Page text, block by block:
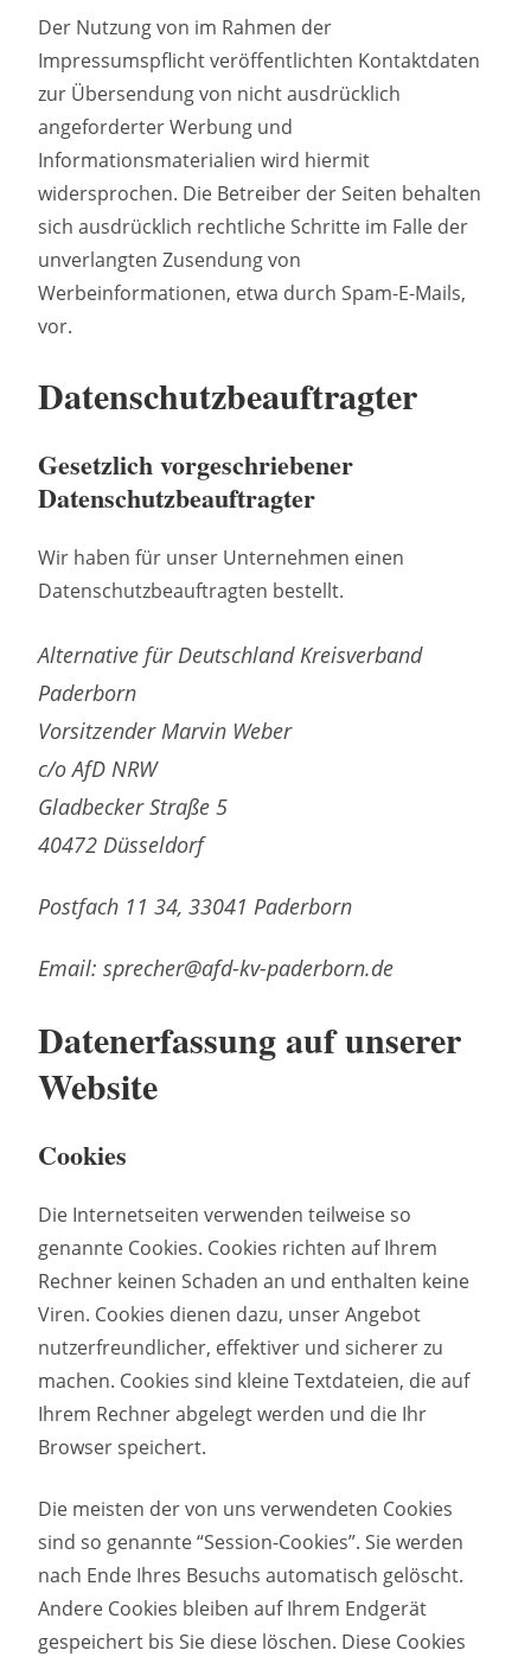
Der Nutzung von im Rahmen der
Impressumspflicht veröffentlichten Kontaktdaten
zur Übersendung von nicht ausdrücklich
angeforderter Werbung und
Informationsmaterialien wird hiermit
widersprochen. Die Betreiber der Seiten behalten
sich ausdrücklich rechtliche Schritte im Falle der
unverlangten Zusendung von
Werbeinformationen, etwa durch Spam-E-Mails,
vor.
Datenschutzbeauftragter
Gesetzlich vorgeschriebener
Datenschutzbeauftragter
Wir haben für unser Unternehmen einen
Datenschutzbeauftragten bestellt.
Alternative für DeutschlandKreisverband
Paderborn
Vorsitzender Marvin Weber
c/o AfD NRW
Gladbecker Straße 5
40472 Düsseldorf
Postfach 11 34, 33041 Paderborn
Email: sprecher@afd-kv-paderborn.de
Datenerfassung auf unserer
Website
Cookies
Die Internetseiten verwenden teilweise so
genannte Cookies. Cookies richten auf Ihrem
Rechner keinen Schaden an und enthalten keine
Viren. Cookies dienen dazu, unser Angebot
nutzerfreundlicher, effektiver und sicherer zu
machen. Cookies sind kleine Textdateien, die auf
Ihrem Rechner abgelegt werden und die Ihr
Browser speichert.
Die meisten der von uns verwendeten Cookies
sind so genannte “Session-Cookies”. Sie werden
nach Ende Ihres Besuchs automatisch gelöscht.
Andere Cookies bleiben auf Ihrem Endgerät
gespeichert bis Sie diese löschen. Diese Cookies